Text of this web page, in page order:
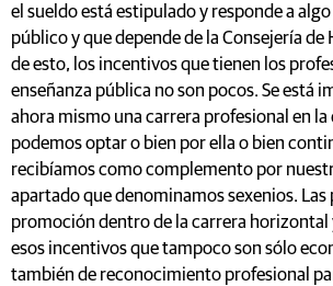
el sueldo está estipulado y responde a algo
público y que depende de la Consejería de
de esto, los incentivos que tienen los
enseñanza pública no son pocos. Se está
ahora mismo una carrera profesional en la
podemos optar o bien por ella o bien
recibíamos como complemento por
apartado que denominamos sexenios. Las
promoción dentro de la carrera
esos incentivos que tampoco son sólo
también de reconocimiento profesional